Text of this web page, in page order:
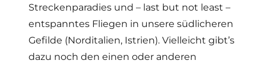
Streckenparadies und – last but not least –
entspanntes Fliegen in unsere südlicheren
Gefilde (Norditalien, Istrien). Vielleicht gibt’s
dazu noch den einen oder anderen